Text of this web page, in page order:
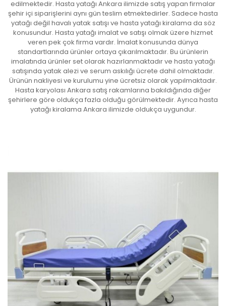
edilmektedir. Hasta yatağı Ankara ilimizde satış yapan firmalar
şehir içi siparişlerini aynı gün teslim etmektedirler. Sadece hasta
yatağı değil havalı yatak satışı ve hasta yatağı kiralama da söz
konusundur. Hasta yatağı imalat ve satışı olmak üzere hizmet
veren pek çok firma vardır. İmalat konusunda dünya
standartlarında ürünler ortaya çıkarılmaktadır. Bu ürünlerin
imalatında ürünler set olarak hazırlanmaktadır ve hasta yatağı
satışında yatak alezi ve serum askılığı ücrete dahil olmaktadır.
Ürünün nakliyesi ve kurulumu yine ücretsiz olarak yapılmaktadır.
Hasta karyolası Ankara satış rakamlarına bakıldığında diğer
şehirlere göre oldukça fazla olduğu görülmektedir. Ayrıca hasta
yatağı kiralama Ankara ilimizde oldukça uygundur.